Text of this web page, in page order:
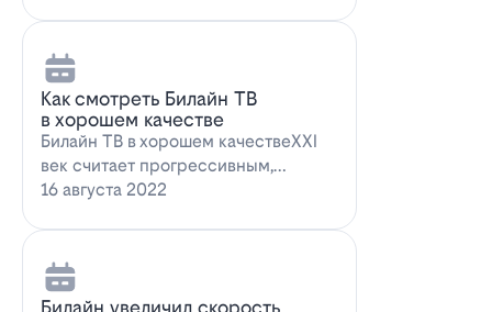
Как смотреть Билайн ТВ
в хорошем качестве
Билайн ТВ в хорошем качествеXXI
век считает прогрессивным,
большинство технологий доступны
16 августа 2022
Билайн увеличил скорость